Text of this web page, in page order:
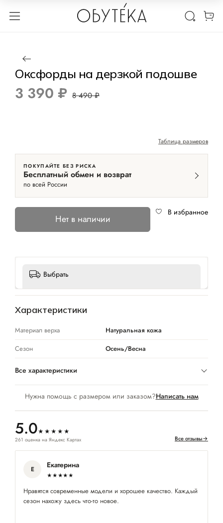
1 / 2
Оксфорды на дерзкой подошве
3 390 ₽ 8 490 ₽
Таблица размеров
ПОКУПАЙТЕ БЕЗ РИСКА
Бесплатный обмен и возврат
по всей России
Нет в наличии
В избранное
Выбрать
Нужна помощь с размером или заказом?Написать нам
5.0★★★★★
261 оценка на Яндекс Картах Все отзывы→
Е Екатерина
★★★★★
Нравятся современные модели и хорошее качество. Каждый
сезон нахожу здесь что-то новое.
Характеристики
Материал верха
Натуральная кожа
Сезон
Осень/Весна
Все характеристики